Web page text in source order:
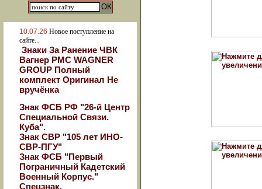
10.07.26 Новое поступление на
сайте...
Знаки За Ранение ЧВК
Вагнер РМС WAGNER
GROUP Полный
комплект Оригинал Не
вручёнка
Знак ФСБ РФ "26-й Центр
Специальной Связи.
Куба".
Знак СВР "105 лет ИНО-
СВР-ПГУ"
Знак ФСБ "Первый
Пограничный Кадетский
Военный Корпус."
Спецзнак.